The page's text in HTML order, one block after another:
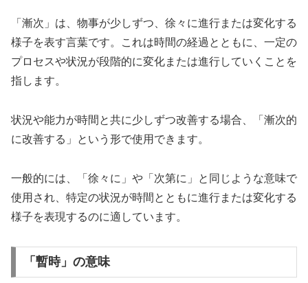
「漸次」は、物事が少しずつ、徐々に進行または変化する
様子を表す言葉です。これは時間の経過とともに、一定の
プロセスや状況が段階的に変化または進行していくことを
指します。
状況や能力が時間と共に少しずつ改善する場合、「漸次的
に改善する」という形で使用できます。
一般的には、「徐々に」や「次第に」と同じような意味で
使用され、特定の状況が時間とともに進行または変化する
様子を表現するのに適しています。
「暫時」の意味